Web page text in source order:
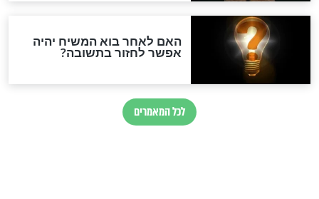
הותר לפרסום: לוחמי מילואים
נהרגו בדרום לבנון
ההסכם החשאי של טראמפ